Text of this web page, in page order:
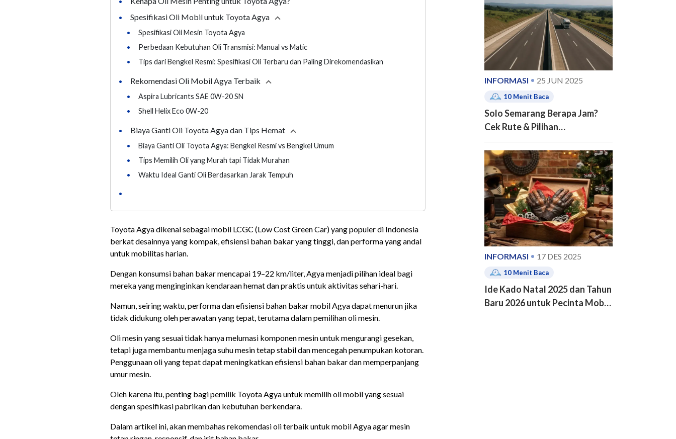
• Spesifikasi Oli Mobil untuk Toyota Agya Collapse
•
Spesifikasi Oli Mesin Toyota Agya
•
Perbedaan Kebutuhan Oli Transmisi: Manual vs Matic
•
Tips dari Bengkel Resmi: Spesifikasi Oli Terbaru dan Paling Direkomendasikan
• Rekomendasi Oli Mobil Agya Terbaik Collapse
•
Aspira Lubricants SAE 0W-20 SN
•
Shell Helix Eco 0W-20
• Biaya Ganti Oli Toyota Agya dan Tips Hemat Collapse
•
Biaya Ganti Oli Toyota Agya: Bengkel Resmi vs Bengkel Umum
•
Tips Memilih Oli yang Murah tapi Tidak Murahan
•
Waktu Ideal Ganti Oli Berdasarkan Jarak Tempuh
•
​Toyota Agya dikenal sebagai mobil LCGC (Low Cost Green Car) yang populer di Indonesia
berkat desainnya yang kompak, efisiensi bahan bakar yang tinggi, dan performa yang andal
untuk mobilitas harian.
Dengan konsumsi bahan bakar mencapai 19–22 km/liter, Agya menjadi pilihan ideal bagi
mereka yang menginginkan kendaraan hemat dan praktis untuk aktivitas sehari-hari.
Namun, seiring waktu, performa dan efisiensi bahan bakar mobil Agya dapat menurun jika
tidak didukung oleh perawatan yang tepat, terutama dalam pemilihan oli mesin.
Oli mesin yang sesuai tidak hanya melumasi komponen mesin untuk mengurangi gesekan,
tetapi juga membantu menjaga suhu mesin tetap stabil dan mencegah penumpukan kotoran.
Penggunaan oli yang tepat dapat meningkatkan efisiensi bahan bakar dan memperpanjang
umur mesin.
Oleh karena itu, penting bagi pemilik Toyota Agya untuk memilih oli mobil yang sesuai
dengan spesifikasi pabrikan dan kebutuhan berkendara.
Dalam artikel ini, akan membahas rekomendasi oli terbaik untuk mobil Agya agar mesin
INFORMASI 25 JUN 2025
10 Menit Baca
Solo Semarang Berapa Jam?
Cek Rute & Pilihan
Transportasinya
INFORMASI 17 DES 2025
10 Menit Baca
Ide Kado Natal 2025 dan Tahun
Baru 2026 untuk Pecinta Mobil